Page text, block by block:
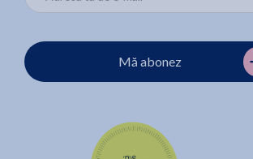
Mă abonez